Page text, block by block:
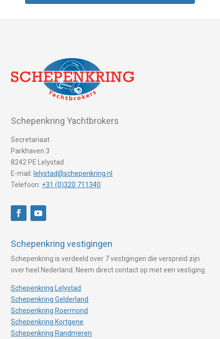
Schepenkring Yachtbrokers
Secretariaat
Parkhaven 3
8242 PE Lelystad
E-mail: lelystad@schepenkring.nl
Telefoon: +31 (0)320 711340
Schepenkring vestigingen
Schepenkring is verdeeld over 7 vestigingen die verspreid zijn
over heel Nederland. Neem direct contact op met een vestiging.
Schepenkring Lelystad
Schepenkring Gelderland
Schepenkring Roermond
Schepenkring Kortgene
Schepenkring Randmeren